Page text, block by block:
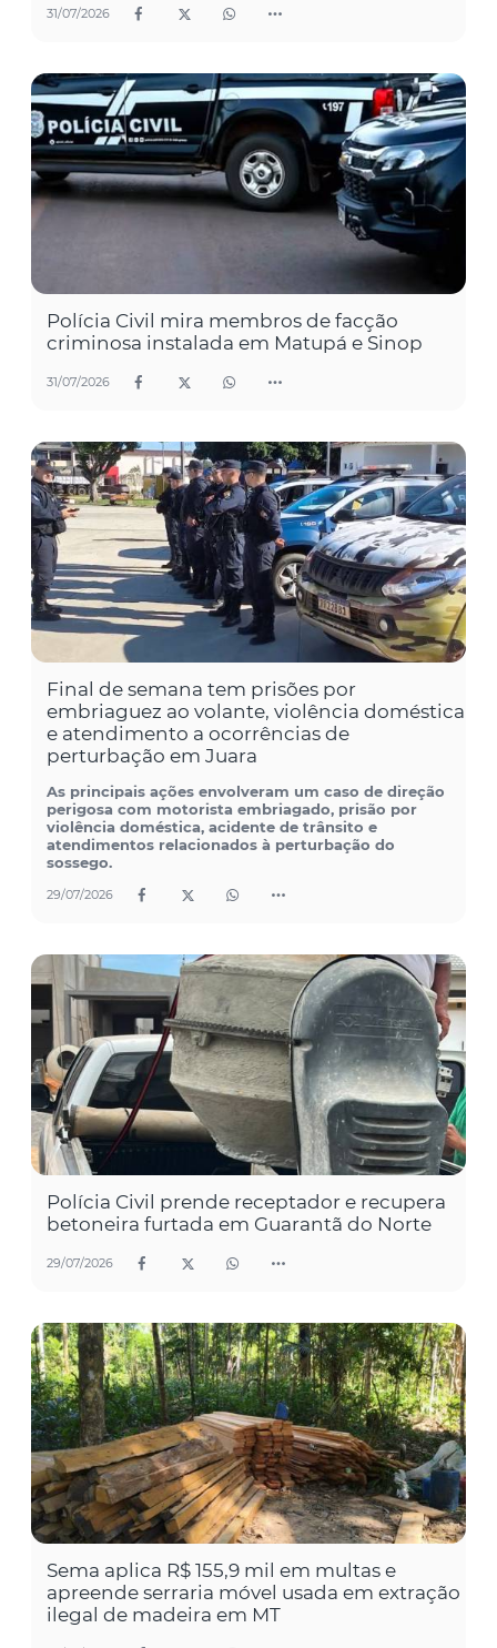
31/07/2026
Polícia Civil mira membros de facção
criminosa instalada em Matupá e Sinop
31/07/2026
Final de semana tem prisões por
embriaguez ao volante, violência doméstica
e atendimento a ocorrências de
perturbação em Juara
As principais ações envolveram um caso de direção
perigosa com motorista embriagado, prisão por
violência doméstica, acidente de trânsito e
atendimentos relacionados à perturbação do
sossego.
29/07/2026
Polícia Civil prende receptador e recupera
betoneira furtada em Guarantã do Norte
29/07/2026
Sema aplica R$ 155,9 mil em multas e
apreende serraria móvel usada em extração
ilegal de madeira em MT